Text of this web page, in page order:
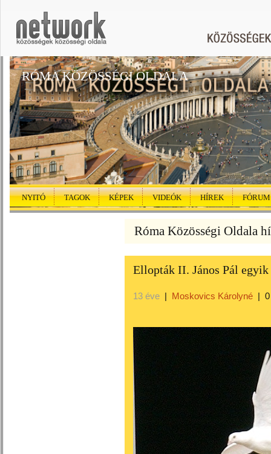
RÓMA KÖZÖSSÉGI OLDALA
NYITÓ TAGOK KÉPEK VIDEÓK HÍREK FÓRUM
Róma Közösségi Oldala
Ellopták II. János Pál
13 éve | Moskovics Károlyné |